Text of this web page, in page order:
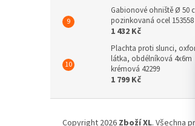
Gabionové ohniště Ø 50
pozinkovaná ocel 153558
1 432 Kč
Plachta proti slunci,
látka, obdélníková 4x6m
krémová 42299
1 799 Kč
Copyright 2026 Zboží XL. Všechna